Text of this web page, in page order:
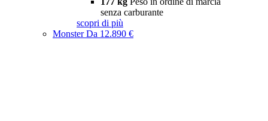
senza carburante
scopri di più
MonsterDa 12.890 €